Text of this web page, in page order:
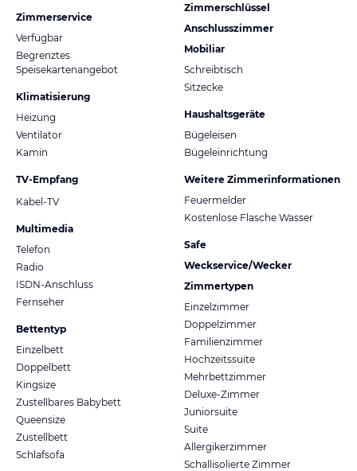
Zimmerservice
Verfügbar
Begrenztes
Speisekartenangebot
Klimatisierung
Heizung
Ventilator
Kamin
TV-Empfang
Kabel-TV
Multimedia
Telefon
Radio
ISDN-Anschluss
Fernseher
Bettentyp
Einzelbett
Doppelbett
Kingsize
Zustellbares Babybett
Queensize
Zustellbett
Schlafsofa
Zimmerschlüssel
Anschlusszimmer
Mobiliar
Schreibtisch
Sitzecke
Haushaltsgeräte
Bügeleisen
Bügeleinrichtung
Weitere Zimmerinformationen
Feuermelder
Kostenlose Flasche Wasser
Safe
Weckservice/Wecker
Zimmertypen
Einzelzimmer
Doppelzimmer
Familienzimmer
Hochzeitssuite
Mehrbettzimmer
Deluxe-Zimmer
Juniorsuite
Suite
Allergikerzimmer
Schallisolierte Zimmer